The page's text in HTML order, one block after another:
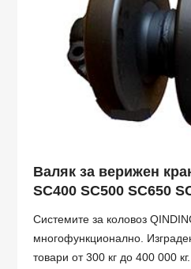
Валяк за верижен
SC400 SC500 SC650
Системите за коловоз
многофункционално.
товари от 300 кг до 400 000